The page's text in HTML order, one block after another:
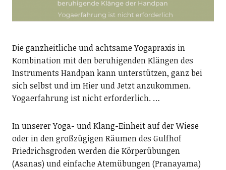
Die ganzheitliche und achtsame Yogapraxis in
Kombination mit den beruhigenden Klängen des
Instruments Handpan kann unterstützen, ganz bei
sich selbst und im Hier und Jetzt anzukommen.
Yogaerfahrung ist nicht erforderlich. …
In unserer Yoga- und Klang-Einheit auf der Wiese
oder in den großzügigen Räumen des Gulfhof
Friedrichsgroden werden die Körperübungen
(Asanas) und einfache Atemübungen (Pranayama)